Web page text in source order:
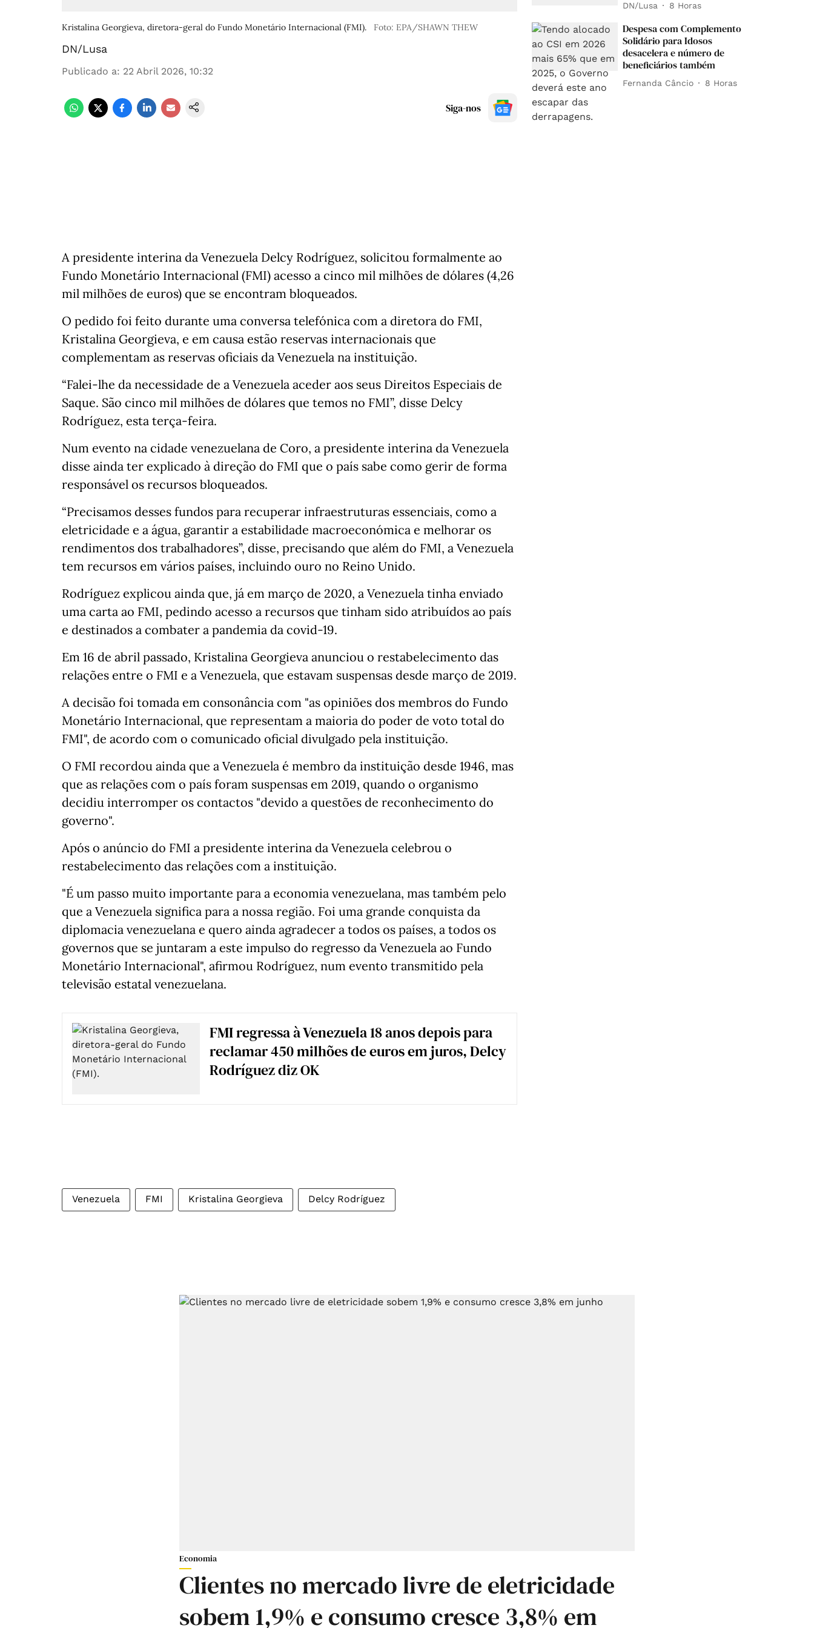
Kristalina Georgieva, diretora-geral do Fundo Monetário Internacional (FMI). Foto: EPA/SHAWN THEW
DN/Lusa
Publicado a: 22 Abril 2026, 10:32
Siga-nos
A presidente interina da Venezuela Delcy Rodríguez, solicitou formalmente ao
Fundo Monetário Internacional (FMI) acesso a cinco mil milhões de dólares (4,26
mil milhões de euros) que se encontram bloqueados.
O pedido foi feito durante uma conversa telefónica com a diretora do FMI,
Kristalina Georgieva, e em causa estão reservas internacionais que
complementam as reservas oficiais da Venezuela na instituição.
“Falei-lhe da necessidade de a Venezuela aceder aos seus Direitos Especiais de
Saque. São cinco mil milhões de dólares que temos no FMI”, disse Delcy
Rodríguez, esta terça-feira.
Num evento na cidade venezuelana de Coro, a presidente interina da Venezuela
disse ainda ter explicado à direção do FMI que o país sabe como gerir de forma
responsável os recursos bloqueados.
“Precisamos desses fundos para recuperar infraestruturas essenciais, como a
eletricidade e a água, garantir a estabilidade macroeconómica e melhorar os
rendimentos dos trabalhadores”, disse, precisando que além do FMI, a Venezuela
tem recursos em vários países, incluindo ouro no Reino Unido.
Rodríguez explicou ainda que, já em março de 2020, a Venezuela tinha enviado
uma carta ao FMI, pedindo acesso a recursos que tinham sido atribuídos ao país
e destinados a combater a pandemia da covid-19.
Em 16 de abril passado, Kristalina Georgieva anunciou o restabelecimento das
relações entre o FMI e a Venezuela, que estavam suspensas desde março de 2019.
A decisão foi tomada em consonância com "as opiniões dos membros do Fundo
Monetário Internacional, que representam a maioria do poder de voto total do
FMI", de acordo com o comunicado oficial divulgado pela instituição.
O FMI recordou ainda que a Venezuela é membro da instituição desde 1946, mas
que as relações com o país foram suspensas em 2019, quando o organismo
decidiu interromper os contactos "devido a questões de reconhecimento do
governo".
Após o anúncio do FMI a presidente interina da Venezuela celebrou o
restabelecimento das relações com a instituição.
"É um passo muito importante para a economia venezuelana, mas também pelo
que a Venezuela significa para a nossa região. Foi uma grande conquista da
diplomacia venezuelana e quero ainda agradecer a todos os países, a todos os
governos que se juntaram a este impulso do regresso da Venezuela ao Fundo
Monetário Internacional", afirmou Rodríguez, num evento transmitido pela
televisão estatal venezuelana.
FMI regressa à Venezuela 18 anos depois para
reclamar 450 milhões de euros em juros, Delcy
Rodríguez diz OK
Venezuela FMI Kristalina Georgieva Delcy Rodríguez
DN/Lusa 8 Horas
Despesa com Complemento
Solidário para Idosos
desacelera e número de
beneficiários também
Fernanda Câncio 8 Horas
Economia
Clientes no mercado livre de eletricidade
sobem 1,9% e consumo cresce 3,8% em